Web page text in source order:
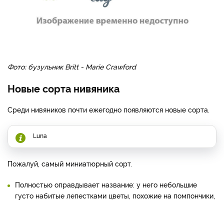
Фото: бузульник Britt - Marie Crawford
Новые сорта нивяника
Среди нивяников почти ежегодно появляются новые сорта.
Luna
Пожалуй, самый миниатюрный сорт.
Полностью оправдывает название: у него небольшие
густо набитые лепестками цветы, похожие на помпончики,